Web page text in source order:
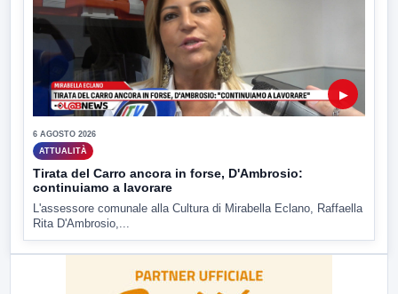
▶
6 AGOSTO 2026
ATTUALITÀ
Tirata del Carro ancora in forse, D'Ambrosio:
continuiamo a lavorare
L'assessore comunale alla Cultura di Mirabella Eclano, Raffaella
Rita D'Ambrosio,...